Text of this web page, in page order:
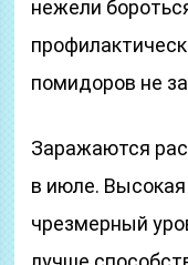
нежели
помидоров не
Заражаются
в июле.
чрезмерный